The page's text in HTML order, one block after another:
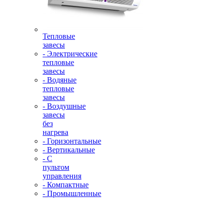
Тепловые
завесы
- Электрические
тепловые
завесы
- Водяные
тепловые
завесы
- Воздушные
завесы
без
нагрева
- Горизонтальные
- Вертикальные
- С
пультом
управления
- Компактные
- Промышленные